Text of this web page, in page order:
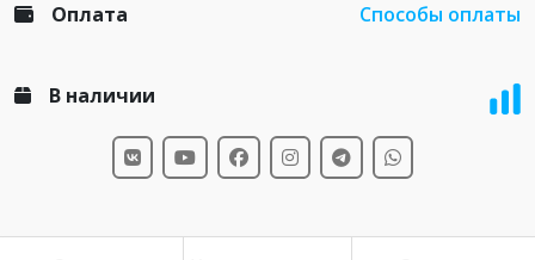
Оплата Способы оплаты
В наличии